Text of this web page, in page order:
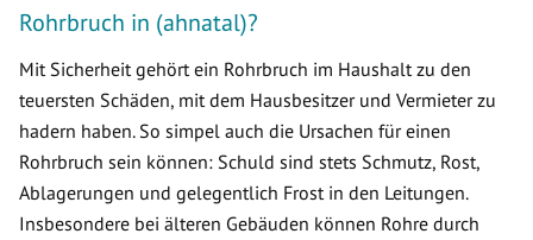
Rohrbruch in (ahnatal)?
Mit Sicherheit gehört ein Rohrbruch im Haushalt zu den
teuersten Schäden, mit dem Hausbesitzer und Vermieter zu
hadern haben. So simpel auch die Ursachen für einen
Rohrbruch sein können: Schuld sind stets Schmutz, Rost,
Ablagerungen und gelegentlich Frost in den Leitungen.
Insbesondere bei älteren Gebäuden können Rohre durch